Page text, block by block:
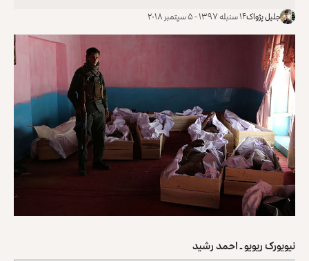
جلیل پژواک۱۴ سنبله ۱۳۹۷ - ۵ سپتمبر ۲۰۱۸
نیویورک ریویو ـ احمد رشید